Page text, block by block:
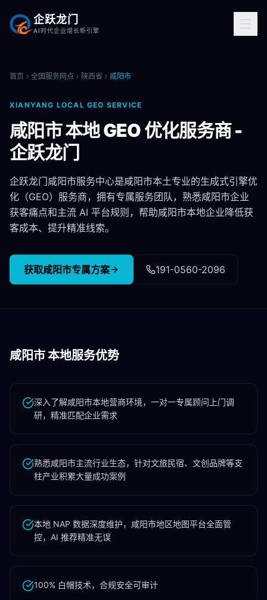
企跃龙门
AI时代企业增长新引擎
首页 全国服务网点 陕西省 咸阳市
XIANYANG LOCAL GEO SERVICE
咸阳市本地 GEO 优化服务商 -
企跃龙门
企跃龙门咸阳市服务中心是咸阳市本土专业的生成式引擎优
化（GEO）服务商，拥有专属服务团队，熟悉咸阳市企业
获客痛点和主流 AI 平台规则，帮助咸阳市本地企业降低获
客成本、提升精准线索。
获取咸阳市专属方案 191-0560-2096
咸阳市本地服务优势
深入了解咸阳市本地营商环境，一对一专属顾问上门调
研，精准匹配企业需求
熟悉咸阳市主流行业生态，针对文旅民宿、文创品牌等支
柱产业积累大量成功案例
本地 NAP 数据深度维护，咸阳市地区地图平台全面管
控，AI 推荐精准无误
100% 白帽技术，合规安全可审计